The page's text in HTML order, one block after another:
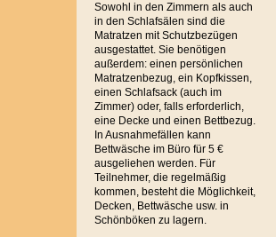
Sowohl in den Zimmern als auch
in den Schlafsälen sind die
Matratzen mit Schutzbezügen
ausgestattet. Sie benötigen
außerdem: einen persönlichen
Matratzenbezug, ein Kopfkissen,
einen Schlafsack (auch im
Zimmer) oder, falls erforderlich,
eine Decke und einen Bettbezug.
In Ausnahmefällen kann
Bettwäsche im Büro für 5 €
ausgeliehen werden. Für
Teilnehmer, die regelmäßig
kommen, besteht die Möglichkeit,
Decken, Bettwäsche usw. in
Schönböken zu lagern.